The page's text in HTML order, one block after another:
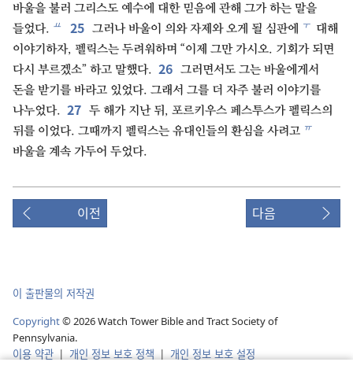
바울을 불러 그리스도 예수에 대한 믿음에 관해 그가 하는 말을
들었다. ㅛ 25 그러나 바울이 의와 자제와 오게 될 심판에 ㅜ 대해
이야기하자, 펠릭스는 두려워하며 “이제 그만 가시오. 기회가 되면
다시 부르겠소” 하고 말했다. 26 그러면서도 그는 바울에게서
돈을 받기를 바라고 있었다. 그래서 그를 더 자주 불러 이야기를
나누었다. 27 두 해가 지난 뒤, 포르키우스 페스투스가 펠릭스의
뒤를 이었다. 그때까지 펠릭스는 유대인들의 환심을 사려고 ㅠ
바울을 계속 가두어 두었다.
이전 다음
이 출판물의 저작권
Copyright© 2026Watch Tower Bible and Tract Society of
Pennsylvania.
이용 약관 | 개인 정보 보호 정책 | 개인 정보 보호 설정